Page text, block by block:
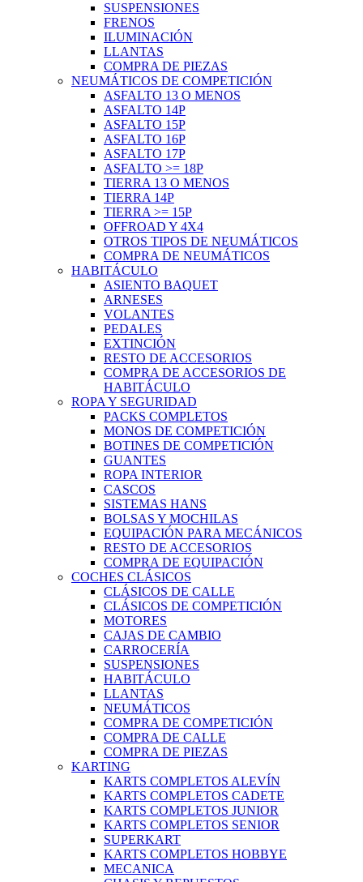
SUSPENSIONES
FRENOS
ILUMINACIÓN
LLANTAS
COMPRA DE PIEZAS
NEUMÁTICOS DE COMPETICIÓN
ASFALTO 13 O MENOS
ASFALTO 14P
ASFALTO 15P
ASFALTO 16P
ASFALTO 17P
ASFALTO >= 18P
TIERRA 13 O MENOS
TIERRA 14P
TIERRA >= 15P
OFFROAD Y 4X4
OTROS TIPOS DE NEUMÁTICOS
COMPRA DE NEUMÁTICOS
HABITÁCULO
ASIENTO BAQUET
ARNESES
VOLANTES
PEDALES
EXTINCIÓN
RESTO DE ACCESORIOS
COMPRA DE ACCESORIOS DE
HABITÁCULO
ROPA Y SEGURIDAD
PACKS COMPLETOS
MONOS DE COMPETICIÓN
BOTINES DE COMPETICIÓN
GUANTES
ROPA INTERIOR
CASCOS
SISTEMAS HANS
BOLSAS Y MOCHILAS
EQUIPACIÓN PARA MECÁNICOS
RESTO DE ACCESORIOS
COMPRA DE EQUIPACIÓN
COCHES CLÁSICOS
CLÁSICOS DE CALLE
CLÁSICOS DE COMPETICIÓN
MOTORES
CAJAS DE CAMBIO
CARROCERÍA
SUSPENSIONES
HABITÁCULO
LLANTAS
NEUMÁTICOS
COMPRA DE COMPETICIÓN
COMPRA DE CALLE
COMPRA DE PIEZAS
KARTING
KARTS COMPLETOS ALEVÍN
KARTS COMPLETOS CADETE
KARTS COMPLETOS JUNIOR
KARTS COMPLETOS SENIOR
SUPERKART
KARTS COMPLETOS HOBBYE
MECANICA